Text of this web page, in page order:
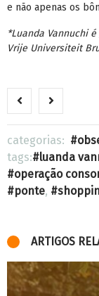
e não apenas os
*Luanda Vannuchi
Vrije Universiteit
categorias:
tags:
luanda
operação
ponte,
ARTIGOS